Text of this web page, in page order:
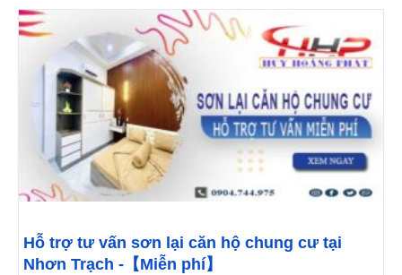
Hỗ trợ tư vấn sơn lại căn hộ chung cư tại
Nhơn Trạch -【Miễn phí】